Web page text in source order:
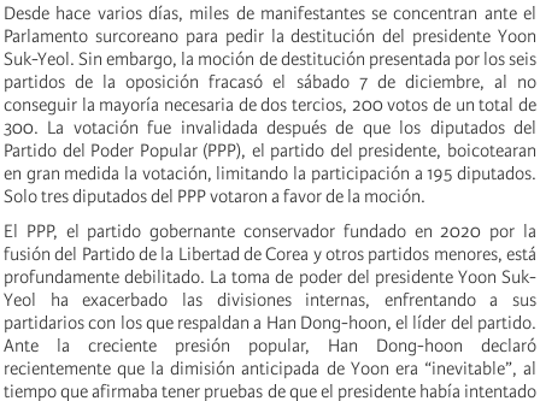
Desde hace varios días, miles de manifestantes se concentran ante el
Parlamento surcoreano para pedir la destitución del presidente Yoon
Suk-Yeol. Sin embargo, la moción de destitución presentada por los seis
partidos de la oposición fracasó el sábado 7 de diciembre, al no
conseguir la mayoría necesaria de dos tercios, 200 votos de un total de
300. La votación fue invalidada después de que los diputados del
Partido del Poder Popular (PPP), el partido del presidente, boicotearan
en gran medida la votación, limitando la participación a 195 diputados.
Solo tres diputados del PPP votaron a favor de la moción.
El PPP, el partido gobernante conservador fundado en 2020 por la
fusión del Partido de la Libertad de Corea y otros partidos menores, está
profundamente debilitado. La toma de poder del presidente Yoon Suk-
Yeol ha exacerbado las divisiones internas, enfrentando a sus
partidarios con los que respaldan a Han Dong-hoon, el líder del partido.
Ante la creciente presión popular, Han Dong-hoon declaró
recientemente que la dimisión anticipada de Yoon era “inevitable”, al
tiempo que afirmaba tener pruebas de que el presidente había intentado